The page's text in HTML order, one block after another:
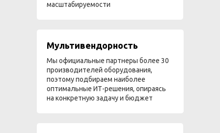
Мультивендорность
Мы официальные партнеры более 30
производителей оборудования,
поэтому подбираем наиболее
оптимальные ИТ-решения, опираясь
на конкретную задачу и бюджет
масштабируемости